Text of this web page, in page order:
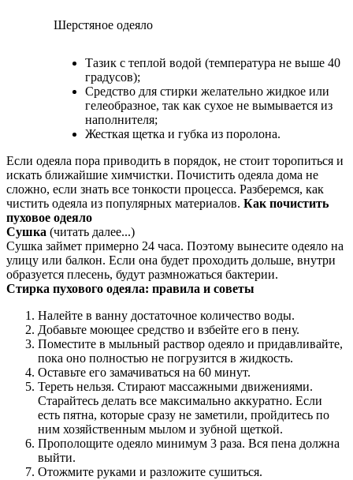
Шерстяное одеяло
Тазик с теплой водой (температура не выше 40
градусов);
Средство для стирки желательно жидкое или
гелеобразное, так как сухое не вымывается из
наполнителя;
Жесткая щетка и губка из поролона.
Если одеяла пора приводить в порядок, не стоит торопиться и
искать ближайшие химчистки. Почистить одеяла дома не
сложно, если знать все тонкости процесса. Разберемся, как
чистить одеяла из популярных материалов. Как почистить
пуховое одеяло
Сушка (читать далее...)
Сушка займет примерно 24 часа. Поэтому вынесите одеяло на
улицу или балкон. Если она будет проходить дольше, внутри
образуется плесень, будут размножаться бактерии.
Стирка пухового одеяла: правила и советы
Налейте в ванну достаточное количество воды.
Добавьте моющее средство и взбейте его в пену.
Поместите в мыльный раствор одеяло и придавливайте,
пока оно полностью не погрузится в жидкость.
Оставьте его замачиваться на 60 минут.
Тереть нельзя. Стирают массажными движениями.
Старайтесь делать все максимально аккуратно. Если
есть пятна, которые сразу не заметили, пройдитесь по
ним хозяйственным мылом и зубной щеткой.
Прополощите одеяло минимум 3 раза. Вся пена должна
выйти.
Отожмите руками и разложите сушиться.